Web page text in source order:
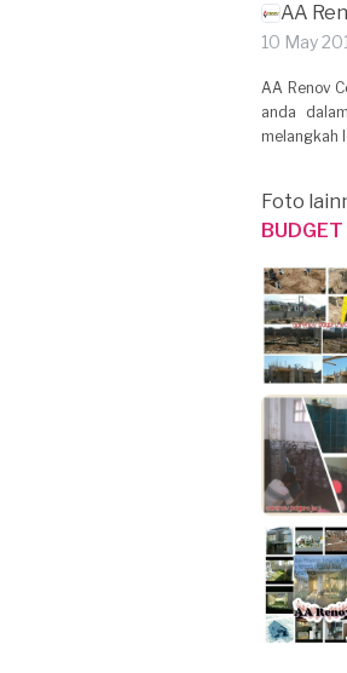
AA
10 May
AA Renov
anda
melangkah
Foto
BUDGET